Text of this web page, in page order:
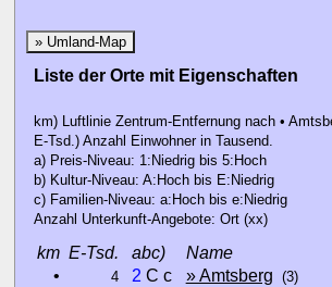
» Umland-Map
Liste der Orte mit Eigenschaften
km) Luftlinie Zentrum-Entfernung nach •
E-Tsd.) Anzahl Einwohner in Tausend.
a) Preis-Niveau: 1:Niedrig bis 5:Hoch
b) Kultur-Niveau: A:Hoch bis E:Niedrig
c) Familien-Niveau: a:Hoch bis e:Niedrig
Anzahl Unterkunft-Angebote: Ort (xx)
km E-Tsd. abc)
Name
•
4 2 C c » Amtsberg (3)